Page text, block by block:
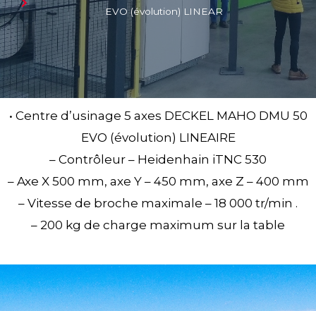
EVO (évolution) LINEAR
• Centre d’usinage 5 axes DECKEL MAHO DMU 50
EVO (évolution) LINEAIRE
– Contrôleur – Heidenhain iTNC 530
– Axe X 500 mm, axe Y – 450 mm, axe Z – 400 mm
– Vitesse de broche maximale – 18 000 tr/min .
– 200 kg de charge maximum sur la table